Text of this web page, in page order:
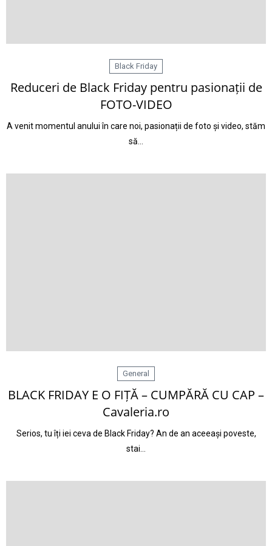
Black Friday
Reduceri de Black Friday pentru pasionații de
FOTO-VIDEO
A venit momentul anului în care noi, pasionații de foto și video, stăm
să…
General
BLACK FRIDAY E O FIȚĂ – CUMPĂRĂ CU CAP –
Cavaleria.ro
Serios, tu îți iei ceva de Black Friday? An de an aceeași poveste,
stai…